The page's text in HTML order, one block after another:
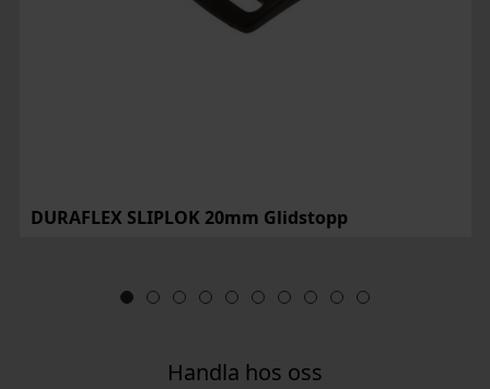
DURAFLEX SLIPLOK 20mm Glidstopp
Handla hos oss